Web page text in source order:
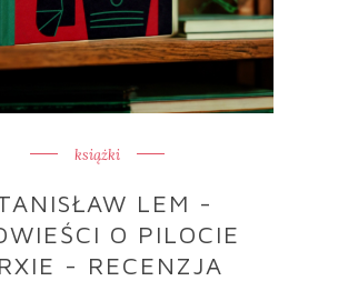
książki
LEM -
O PILOCIE
- RECENZJA